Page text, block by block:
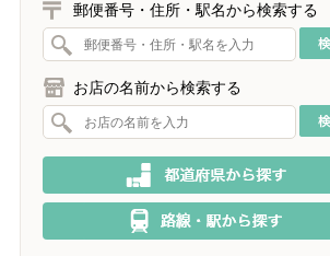
郵便番号・住所・駅名から検索する
お店の名前から検索する